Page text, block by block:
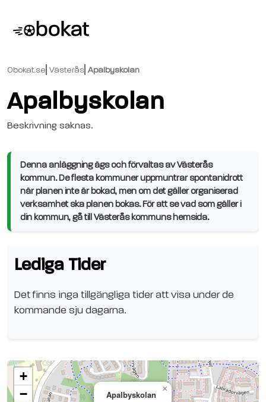
Obokat.se Västerås Apalbyskolan
Apalbyskolan
Beskrivning saknas.
Denna anläggning ägs och förvaltas av Västerås
kommun. De flesta kommuner uppmuntrar spontanidrott
när planen inte är bokad, men om det gäller organiserad
verksamhet ska planen bokas. För att se vad som gäller i
din kommun, gå till Västerås kommuns hemsida.
Lediga Tider
Det finns inga tillgängliga tider att visa under de
kommande sju dagarna.
Apalbyskolan
×
+
−